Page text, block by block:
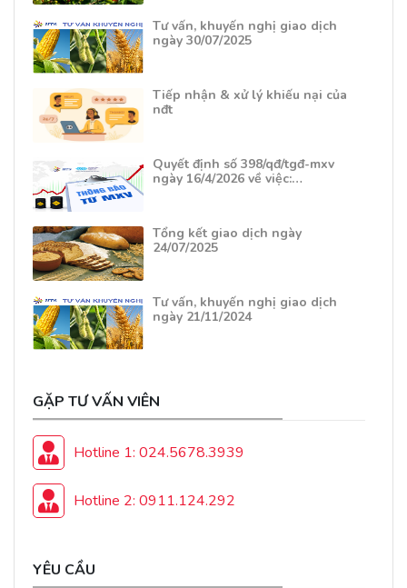
Tư vấn, khuyến nghị giao dịch
ngày 30/07/2025
Tiếp nhận & xử lý khiếu nại của
nđt
Quyết định số 398/qđ/tgđ-mxv
ngày 16/4/2026 về việc:…
Tổng kết giao dịch ngày
24/07/2025
Tư vấn, khuyến nghị giao dịch
ngày 21/11/2024
GẶP TƯ VẤN VIÊN
Hotline 1: 024.5678.3939
Hotline 2: 0911.124.292
YÊU CẦU